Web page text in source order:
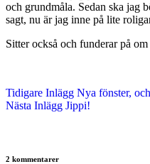
och grundmåla. Sedan ska jag
sagt, nu är jag inne på lite
Sitter också och funderar på
Tidigare Inlägg Nya fönster,
Nästa Inlägg Jippi!
2 kommentarer